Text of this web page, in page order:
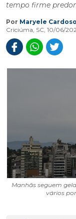
tempo firme
Por Maryele Cardoso
Criciúma, SC, 10/06/
Manhãs seguem
vários